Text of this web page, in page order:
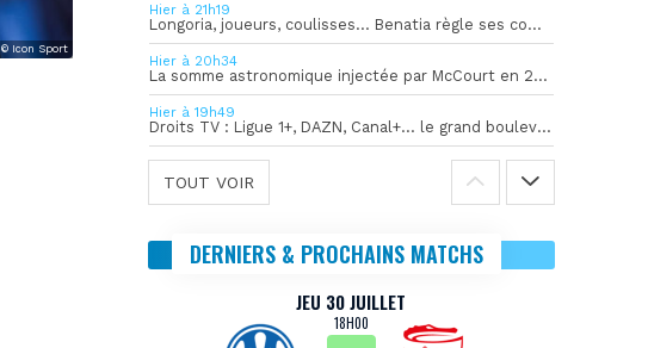
© Icon Sport
Hier à 21h19
Longoria, joueurs, coulisses… Benatia règle ses comptes !
Hier à 20h34
La somme astronomique injectée par McCourt en 2026 pour soutenir l’OM
Hier à 19h49
Droits TV : Ligue 1+, DAZN, Canal+… le grand bouleversement
TOUT VOIR
DERNIERS & PROCHAINS MATCHS
JEU 30 JUILLET
18H00